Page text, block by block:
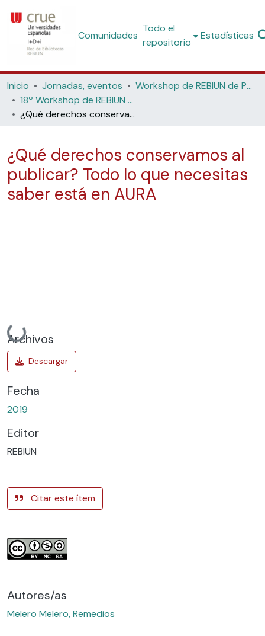
Comunidades
Todo el
repositorio
Estadísticas
Inicio Jornadas, eventos
Workshop de REBIUN de Proyectos Digitales
18º Workshop de REBIUN de Proyectos Digitales y 8ª Jornadas de Os Repositorios: Ciencia Abierta - Ecos, Retos y Oportunidades de los PlaneS (Universidad de León, 2019)
¿Qué derechos conservamos al publicar? Todo lo que necesitas saber está en AURA
¿Qué derechos conservamos al
publicar? Todo lo que necesitas
saber está en AURA
Cargando...
Archivos
Fecha
2019
Editor
REBIUN
Citar este ítem
Autores/as
Melero Melero, Remedios